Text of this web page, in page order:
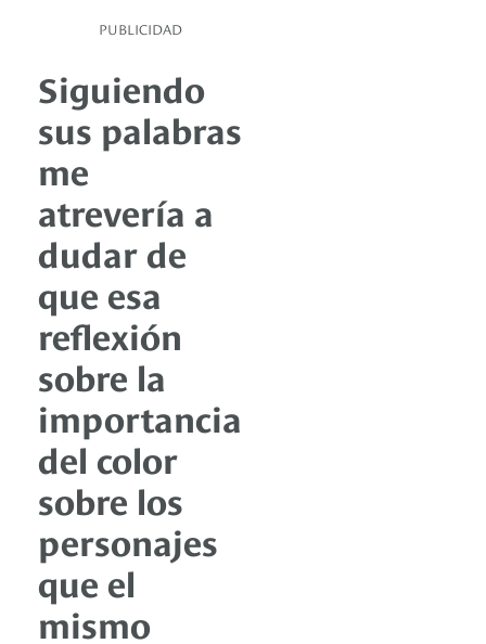
PUBLICIDAD
Siguiendo
sus palabras
me
atrevería a
dudar de
que esa
reflexión
sobre la
importancia
del color
sobre los
personajes
que el
mismo